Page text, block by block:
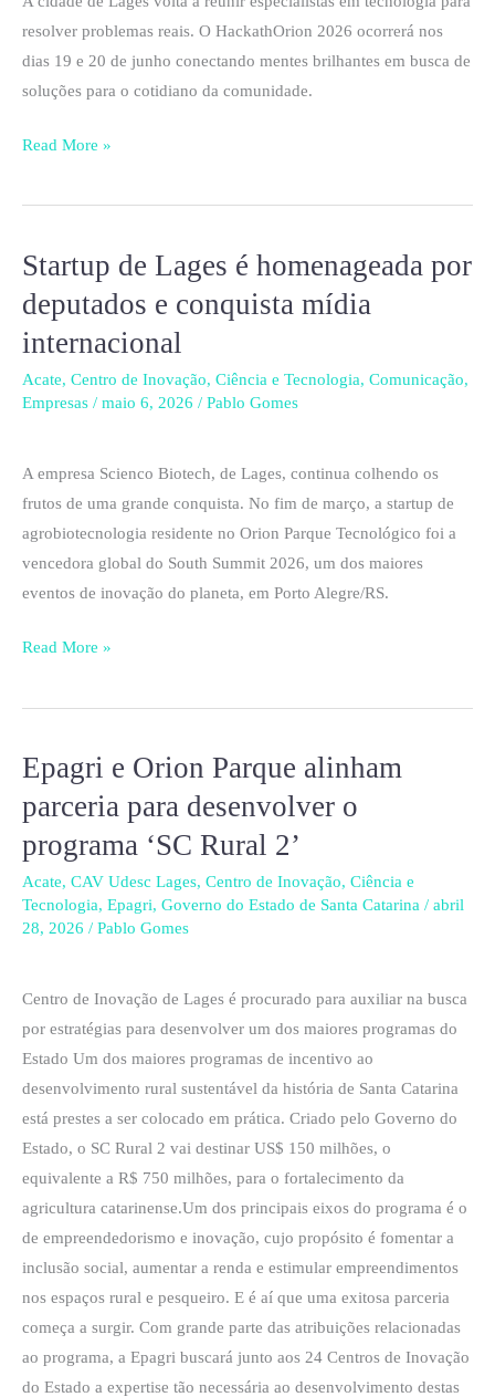
resolver problemas reais. O HackathOrion 2026 ocorrerá nos
dias 19 e 20 de junho conectando mentes brilhantes em busca de
soluções para o cotidiano da comunidade.
para
solucionar
problemas
Read More »
Startup de Lages é homenageada por
deputados e conquista mídia
internacional
Acate, Centro de Inovação, Ciência e Tecnologia, Comunicação,
Empresas / maio 6, 2026 / Pablo Gomes
A empresa Scienco Biotech, de Lages, continua colhendo os
frutos de uma grande conquista. No fim de março, a startup de
agrobiotecnologia residente no Orion Parque Tecnológico foi a
vencedora global do South Summit 2026, um dos maiores
eventos de inovação do planeta, em Porto Alegre/RS.
Startup
de
Lages
é
homenageada
por
e
conquista
mídia
internacional
Read More »
Epagri e Orion Parque alinham
parceria para desenvolver o
programa ‘SC Rural 2’
Acate, CAV Udesc Lages, Centro de Inovação, Ciência e
Tecnologia, Epagri, Governo do Estado de Santa Catarina / abril
28, 2026 / Pablo Gomes
Centro de Inovação de Lages é procurado para auxiliar na busca
por estratégias para desenvolver um dos maiores programas do
Estado Um dos maiores programas de incentivo ao
desenvolvimento rural sustentável da história de Santa Catarina
está prestes a ser colocado em prática. Criado pelo Governo do
Estado, o SC Rural 2 vai destinar US$ 150 milhões, o
equivalente a R$ 750 milhões, para o fortalecimento da
agricultura catarinense.Um dos principais eixos do programa é o
de empreendedorismo e inovação, cujo propósito é fomentar a
inclusão social, aumentar a renda e estimular empreendimentos
nos espaços rural e pesqueiro. E é aí que uma exitosa parceria
começa a surgir. Com grande parte das atribuições relacionadas
ao programa, a Epagri buscará junto aos 24 Centros de Inovação
do Estado a expertise tão necessária ao desenvolvimento destas
Epagri
Orion
Parque
alinham
parceria
para
o
programa
‘SC
Rural
2’